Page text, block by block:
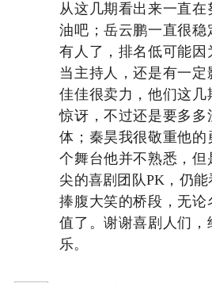
从这几期看出来一直在
油吧；岳云鹏一直很稳
有人了，排名低可能因
当主持人，还是有一定
佳佳很卖力，他们这几
惊讶，不过还是要多多
体；秦昊我很敬重他的
个舞台他并不熟悉，但
尖的喜剧团队PK，仍能
捧腹大笑的桥段，无论
值了。谢谢喜剧人们，
乐。